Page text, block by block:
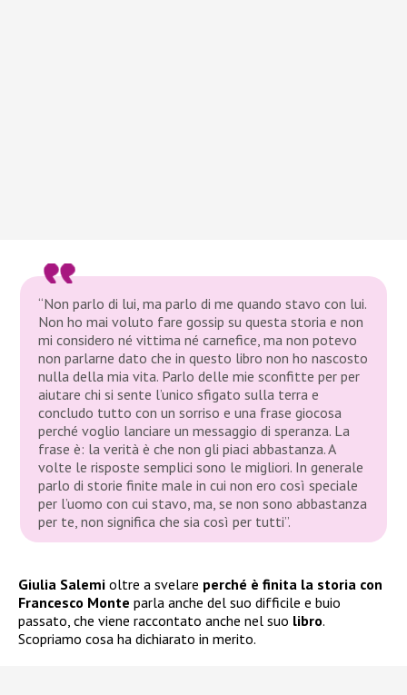
“Non parlo di lui, ma parlo di me quando stavo con lui.
Non ho mai voluto fare gossip su questa storia e non
mi considero né vittima né carnefice, ma non potevo
non parlarne dato che in questo libro non ho nascosto
nulla della mia vita. Parlo delle mie sconfitte per per
aiutare chi si sente l’unico sfigato sulla terra e
concludo tutto con un sorriso e una frase giocosa
perché voglio lanciare un messaggio di speranza. La
frase è: la verità è che non gli piaci abbastanza. A
volte le risposte semplici sono le migliori. In generale
parlo di storie finite male in cui non ero così speciale
per l’uomo con cui stavo, ma, se non sono abbastanza
per te, non significa che sia così per tutti”.
Giulia Salemi oltre a svelare perché è finita la storia con
Francesco Monte parla anche del suo difficile e buio
passato, che viene raccontato anche nel suo libro.
Scopriamo cosa ha dichiarato in merito.